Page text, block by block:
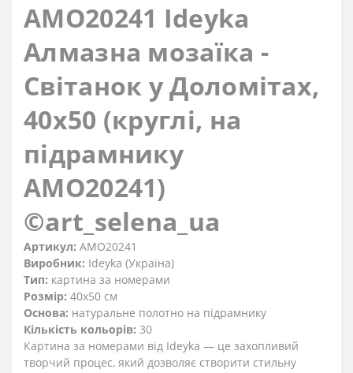
AMO20241 Ideyka
Алмазна мозаїка -
Світанок у Доломітах,
40х50 (круглі, на
підрамнику
AMO20241)
©art_selena_ua
Артикул: AMO20241
Виробник: Ideyka (Україна)
Тип: картина за номерами
Розмір: 40x50 см
Основа: натуральне полотно на підрамнику
Кількість кольорів: 30
Картина за номерами від Ideyka — це захопливий
творчий процес, який дозволяє створити стильну